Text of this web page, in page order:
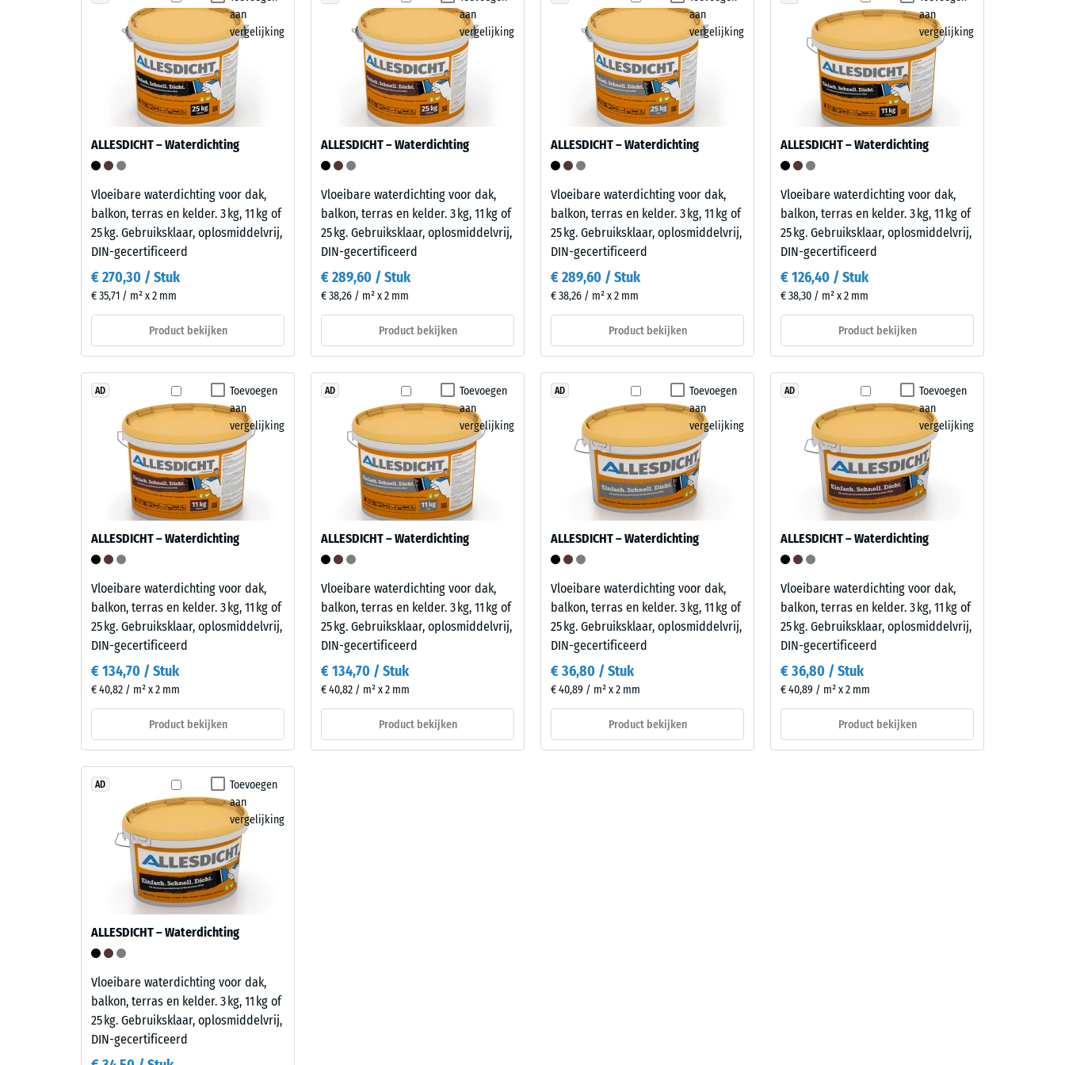
Polypropyleen
halfkristallijne
thermoplast
de
groep
de
polyolefinen.
Voor
de
productie
van
de
wordt
zuiver
polypropyleen
materiaal
weekmakers
bestand
tegen
veel
verdunde
zuren,
zoutoplossingen
en
urine.
gesloten,
waterafstotende
oppervlak
nauwelijks
reinigen.
Polypropyleen
UV-
gestabiliseerd
ontlasting
5 / 5
De
druksterkte
van
een
beschrijft
de
weerstand
belasting.
welke
mate
materiaal
vervormt
wanneer
een
bepaalde
kracht
wordt
Een
aan
vergelijking
ALLESDICHT – Waterdichting
Vloeibare waterdichting voor dak,
balkon, terras en kelder. 3 kg, 11 kg of
25 kg. Gebruiksklaar, oplosmiddelvrij,
DIN-gecertificeerd
€ 270,30 / Stuk
€ 35,71 / m² x 2 mm
Product bekijken
aan
vergelijking
ALLESDICHT – Waterdichting
Vloeibare waterdichting voor dak,
balkon, terras en kelder. 3 kg, 11 kg of
25 kg. Gebruiksklaar, oplosmiddelvrij,
DIN-gecertificeerd
€ 289,60 / Stuk
€ 38,26 / m² x 2 mm
Product bekijken
aan
vergelijking
ALLESDICHT – Waterdichting
Vloeibare waterdichting voor dak,
balkon, terras en kelder. 3 kg, 11 kg of
25 kg. Gebruiksklaar, oplosmiddelvrij,
DIN-gecertificeerd
€ 289,60 / Stuk
€ 38,26 / m² x 2 mm
Product bekijken
aan
vergelijking
ALLESDICHT – Waterdichting
Vloeibare waterdichting voor dak,
balkon, terras en kelder. 3 kg, 11 kg of
25 kg. Gebruiksklaar, oplosmiddelvrij,
DIN-gecertificeerd
€ 126,40 / Stuk
€ 38,30 / m² x 2 mm
Product bekijken
Toevoegen
aan
vergelijking
AD
ALLESDICHT – Waterdichting
Vloeibare waterdichting voor dak,
balkon, terras en kelder. 3 kg, 11 kg of
25 kg. Gebruiksklaar, oplosmiddelvrij,
DIN-gecertificeerd
€ 134,70 / Stuk
€ 40,82 / m² x 2 mm
Product bekijken
Toevoegen
aan
vergelijking
AD
ALLESDICHT – Waterdichting
Vloeibare waterdichting voor dak,
balkon, terras en kelder. 3 kg, 11 kg of
25 kg. Gebruiksklaar, oplosmiddelvrij,
DIN-gecertificeerd
€ 134,70 / Stuk
€ 40,82 / m² x 2 mm
Product bekijken
Toevoegen
aan
vergelijking
AD
ALLESDICHT – Waterdichting
Vloeibare waterdichting voor dak,
balkon, terras en kelder. 3 kg, 11 kg of
25 kg. Gebruiksklaar, oplosmiddelvrij,
DIN-gecertificeerd
€ 36,80 / Stuk
€ 40,89 / m² x 2 mm
Product bekijken
Toevoegen
aan
vergelijking
AD
ALLESDICHT – Waterdichting
Vloeibare waterdichting voor dak,
balkon, terras en kelder. 3 kg, 11 kg of
25 kg. Gebruiksklaar, oplosmiddelvrij,
DIN-gecertificeerd
€ 36,80 / Stuk
€ 40,89 / m² x 2 mm
Product bekijken
Toevoegen
aan
vergelijking
AD
ALLESDICHT – Waterdichting
Vloeibare waterdichting voor dak,
balkon, terras en kelder. 3 kg, 11 kg of
25 kg. Gebruiksklaar, oplosmiddelvrij,
DIN-gecertificeerd